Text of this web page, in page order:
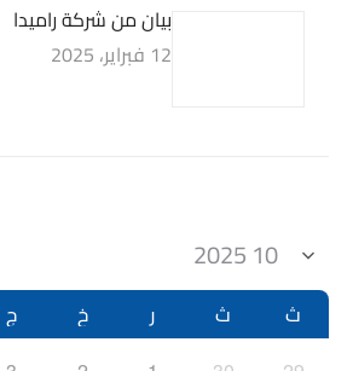
بيان من شركة راميدا
12 فبراير، 2025
ث ث ر خ ج